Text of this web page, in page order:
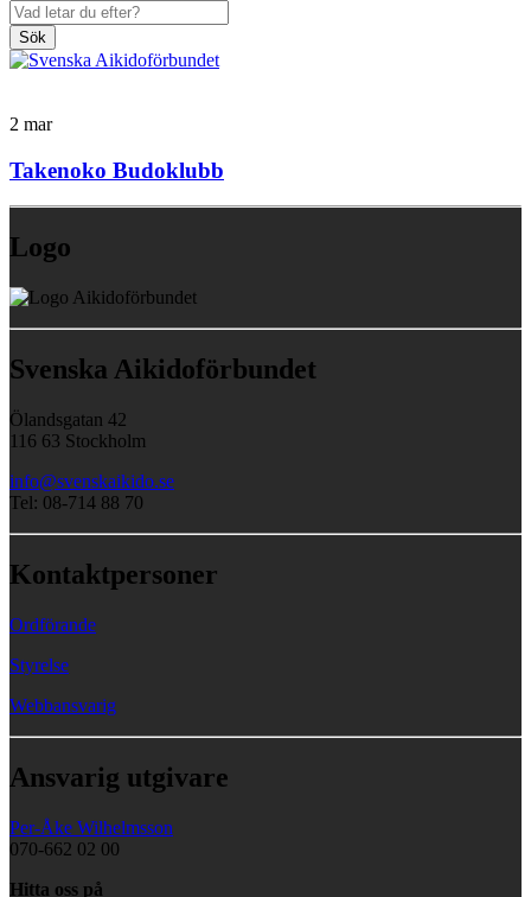
Sök
2 mar
Takenoko Budoklubb
Logo
Svenska Aikidoförbundet
Ölandsgatan 42
116 63 Stockholm
info@svenskaikido.se
Tel: 08-714 88 70
Kontaktpersoner
Ordförande
Styrelse
Webbansvarig
Ansvarig utgivare
Per-Åke Wilhelmsson
070-662 02 00
Hitta oss på